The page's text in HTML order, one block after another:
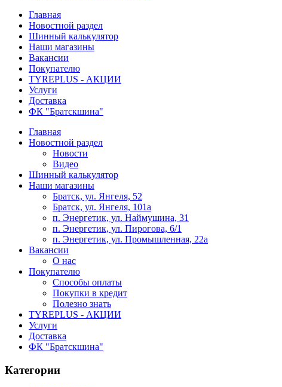
Главная
Новостной раздел
Шинный калькулятор
Наши магазины
Вакансии
Покупателю
TYREPLUS - АКЦИИ
Услуги
Доставка
ФК "Братскшина"
Главная
Новостной раздел
Новости
Видео
Шинный калькулятор
Наши магазины
Братск, ул. Янгеля, 52
Братск, ул. Янгеля, 101а
п. Энергетик, ул. Наймушина, 31
п. Энергетик, ул. Пирогова, 6/1
п. Энергетик, ул. Промышленная, 22а
Вакансии
О нас
Покупателю
Способы оплаты
Покупки в кредит
Полезно знать
TYREPLUS - АКЦИИ
Услуги
Доставка
ФК "Братскшина"
Категории